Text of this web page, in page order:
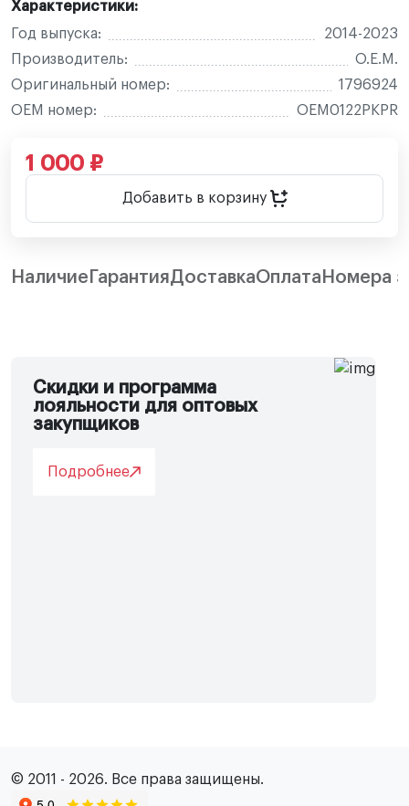
Характеристики:
Год выпуска:
2014-2023
Производитель:
O.E.M.
Оригинальный номер:
1796924
OEM номер:
OEM0122PKPR
1 000 ₽
Добавить в корзину
Наличие ГарантияДоставкаОплата Номера
Скидки и программа
лояльности для оптовых
закупщиков
Подробнее
© 2011 - 2026. Все права защищены.